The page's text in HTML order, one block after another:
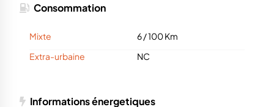
Consommation
Mixte
6 / 100 Km
Extra-urbaine
NC
Informations énergetiques